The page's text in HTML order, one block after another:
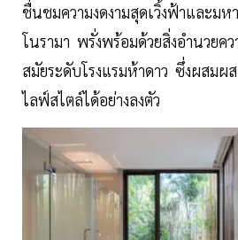
ชื่นชมความงดงามสุดเวิ้งฟ้าและม
โนรามา พรั่งพร้อมด้วยสิ่งอำนวยค
สมัยระดับโรงแรมห้าดาว ซึ่งผสมผ
ไลฟ์สไตล์ได้อย่างลงตัว